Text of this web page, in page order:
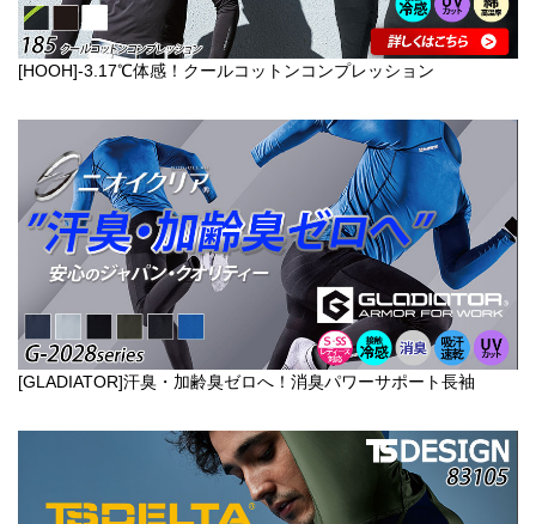
[HOOH]-3.17℃体感！クールコットンコンプレッション
[GLADIATOR]汗臭・加齢臭ゼロへ！消臭パワーサポート長袖